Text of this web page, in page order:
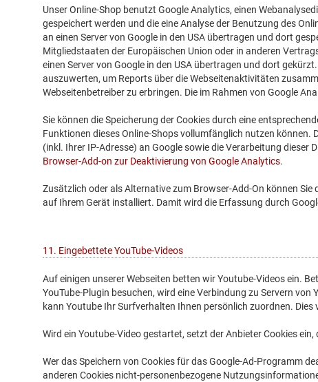
Unser Online-Shop benutzt Google Analytics, einen
gespeichert werden und die eine Analyse der Benutzung des
an einen Server von Google in den USA übertragen und dort
Mitgliedstaaten der Europäischen Union oder in anderen
einen Server von Google in den USA übertragen und dort
auszuwerten, um Reports über die Webseitenaktivitäten
Webseitenbetreiber zu erbringen. Die im Rahmen von Google
Sie können die Speicherung der Cookies durch eine
Funktionen dieses Online-Shops vollumfänglich nutzen können.
(inkl. Ihrer IP-Adresse) an Google sowie die Verarbeitung
Browser-Add-on zur Deaktivierung von Google Analytics.
Zusätzlich oder als Alternative zum Browser-Add-On können
auf Ihrem Gerät installiert. Damit wird die Erfassung durch
11. Eingebettete YouTube-Videos
Auf einigen unserer Webseiten betten wir Youtube-Videos ein.
YouTube-Plugin besuchen, wird eine Verbindung zu Servern
kann Youtube Ihr Surfverhalten Ihnen persönlich zuordnen.
Wird ein Youtube-Video gestartet, setzt der Anbieter Cookies
Wer das Speichern von Cookies für das Google-Ad-Programm
anderen Cookies nicht-personenbezogene